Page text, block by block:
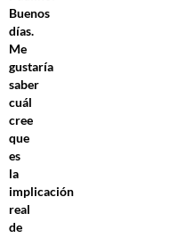
Buenos
días.
Me
gustaría
saber
cuál
cree
que
es
la
implicación
real
de